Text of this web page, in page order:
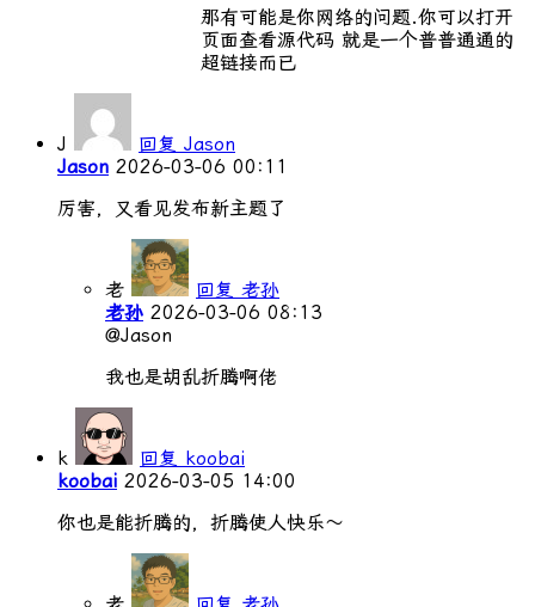
那有可能是你网络的问题.你可以打开
页面查看源代码 就是一个普普通通的
超链接而已
J
回复 Jason
Jason 2026-03-06 00:11
厉害，又看见发布新主题了
老
回复 老孙
老孙 2026-03-06 08:13
@Jason
我也是胡乱折腾啊佬
k
回复 koobai
koobai 2026-03-05 14:00
你也是能折腾的，折腾使人快乐～